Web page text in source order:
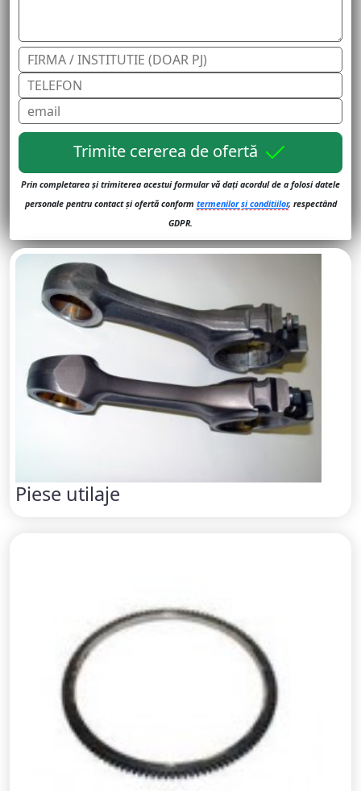
Trimite cererea de ofertă
Prin completarea și trimiterea acestui formular vă dați acordul de a folosi datele
personale pentru contact și ofertă conform termenilor și conditiilor, respectând
GDPR.
Piese utilaje